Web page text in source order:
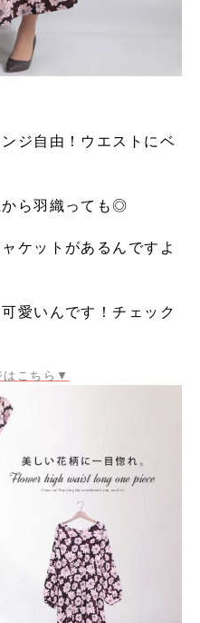
ジ自由！ウエストにベ
から羽織っても◎
ケットがあるんですよ
愛いんです！チェック
はこちら▼